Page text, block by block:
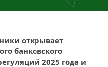
открывает
банковского
2025 года и